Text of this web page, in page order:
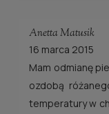
Anetta Matusik
16 marca 2015
Mam odmianę
ozdobą
temperatury w